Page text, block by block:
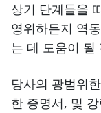
상기 단계들을
영위하든지 역
는 데 도움이 될
당사의 광범위
한 증명서, 및